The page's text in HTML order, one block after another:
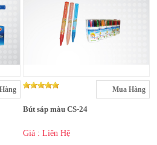
Mua Hàng
Bút sáp màu CS-24
Giá : Liên Hệ